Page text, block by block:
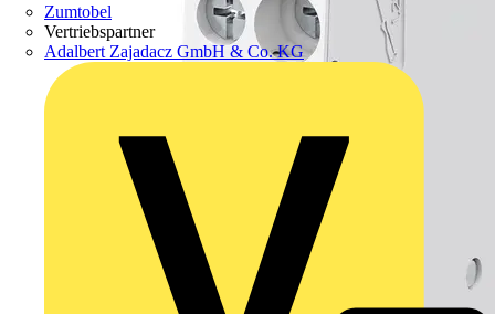
Zumtobel
Vertriebspartner
Adalbert Zajadacz GmbH & Co. KG